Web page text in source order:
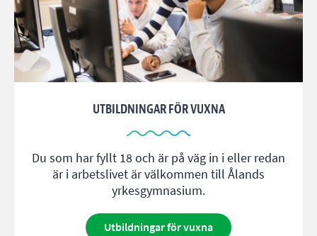
UTBILDNINGAR FÖR VUXNA
Du som har fyllt 18 och är på väg in i eller redan
är i arbetslivet är välkommen till Ålands
yrkesgymnasium.
Utbildningar för vuxna